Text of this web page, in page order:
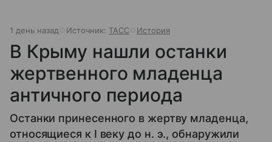
1 день назад Источник: ТАСС История
В Крыму нашли останки
жертвенного младенца
античного периода
Останки принесенного в жертву младенца,
относящиеся к I веку до н. э., обнаружили